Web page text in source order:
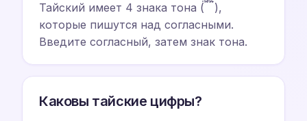
Тайский имеет 4 знака тона (่ ้ ๊ ๋),
которые пишутся над согласными.
Введите согласный, затем знак тона.
Каковы тайские цифры?